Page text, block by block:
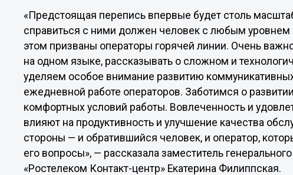
«Предстоящая перепись впервые будет столь
справиться с ними должен человек с любым уровнем
этом призваны операторы горячей линии. Очень
на одном языке, рассказывать о сложном и
уделяем особое внимание развитию
ежедневной работе операторов. Заботимся о
комфортных условий работы. Вовлеченность и
влияют на продуктивность и улучшение качества
стороны — и обратившийся человек, и оператор,
его вопросы», — рассказала заместитель
«Ростелеком Контакт-центр» Екатерина Филиппская.